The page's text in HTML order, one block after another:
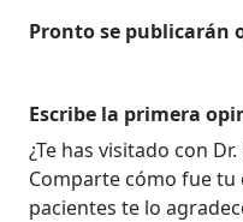
Pronto se publicarán
Escribe la primera
¿Te has visitado con
Comparte cómo fue tu
pacientes te lo